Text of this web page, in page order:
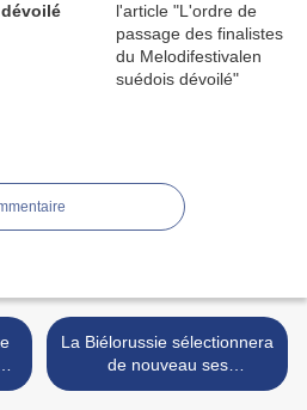
La Biélorussie sélectionnera
de nouveau ses
représentants par une